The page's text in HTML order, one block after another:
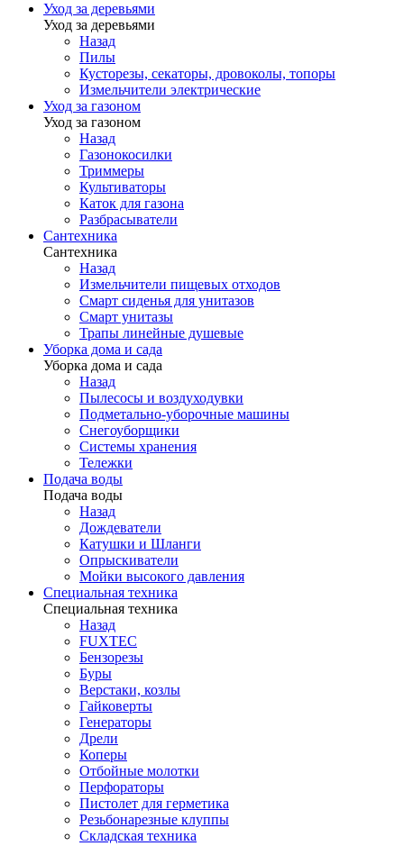
Уход за деревьями
Уход за деревьями
Назад
Пилы
Кусторезы, секаторы, дровоколы, топоры
Измельчители электрические
Уход за газоном
Уход за газоном
Назад
Газонокосилки
Триммеры
Культиваторы
Каток для газона
Разбрасыватели
Сантехника
Сантехника
Назад
Измельчители пищевых отходов
Смарт сиденья для унитазов
Смарт унитазы
Трапы линейные душевые
Уборка дома и сада
Уборка дома и сада
Назад
Пылесосы и воздуходувки
Подметально-уборочные машины
Снегоуборщики
Системы хранения
Тележки
Подача воды
Подача воды
Назад
Дождеватели
Катушки и Шланги
Опрыскиватели
Мойки высокого давления
Специальная техника
Специальная техника
Назад
FUXTEC
Бензорезы
Буры
Верстаки, козлы
Гайковерты
Генераторы
Дрели
Коперы
Отбойные молотки
Перфораторы
Пистолет для герметика
Резьбонарезные клуппы
Складская техника